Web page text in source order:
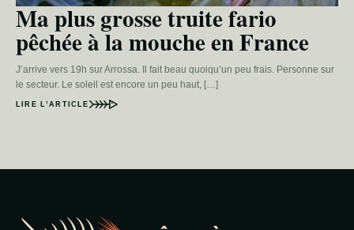
Ma plus grosse truite fario
pêchée à la mouche en France
J’arrive vers 19h sur Arrossa. Il fait beau quoiqu’un peu frais. Personne sur
le secteur. Le soleil est encore un peu haut, […]
LIRE L’ARTICLE